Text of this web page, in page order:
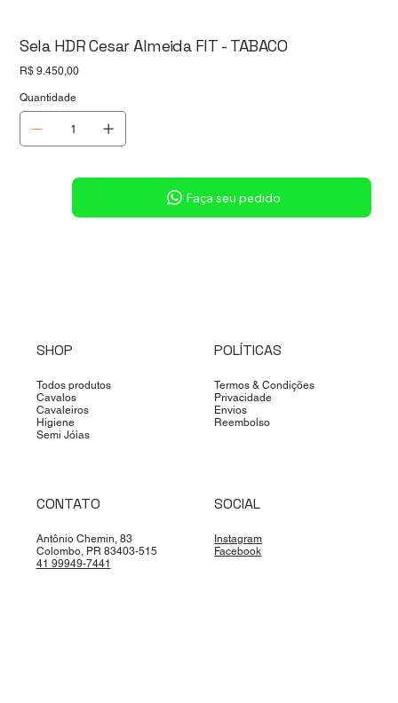
Sela HDR Cesar Almeida FIT - TABACO
Preço
R$ 9.450,00
Quantidade
Sob consulta
Faça seu pedido
SHOP
Todos produtos
Cavalos
Cavaleiros
Higiene
Semi Jóias
POLÍTICAS
Termos & Condições
Privacidade
Envios
Reembolso
CONTATO
Antônio Chemin, 83
Colombo, PR 83403-515
41 99949-7441
SOCIAL
Instagram
Facebook